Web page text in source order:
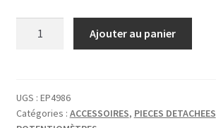
LINEAR
Ajouter au panier
UGS : EP4986
Catégories : ACCESSOIRES, PIECES DETACHEES